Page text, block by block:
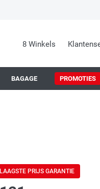
8 Winkels
BAGAGE PROMOTIES
LAAGSTE PRIJS GARANTIE